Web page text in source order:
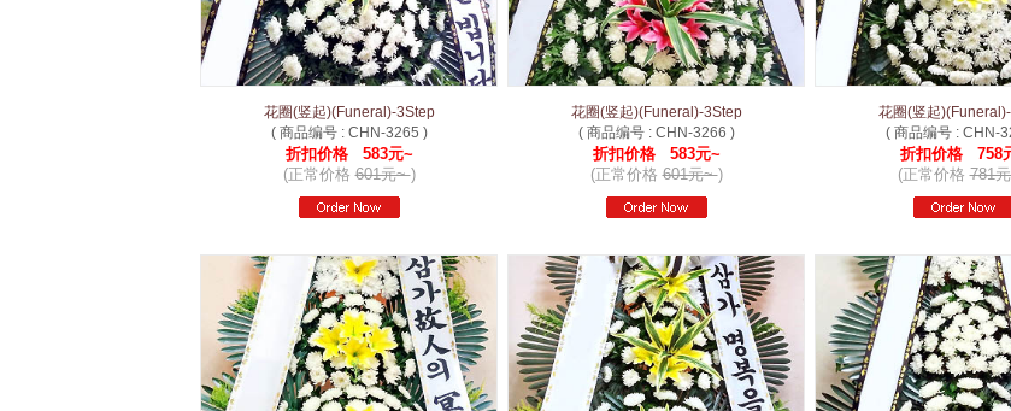
花圈(竖起)(Funeral)-3Step
( 商品编号 : CHN-3265 )
折扣价格 583元~
(正常价格601元~)
花圈(竖起)(Funeral)-3Step
( 商品编号 : CHN-3266 )
折扣价格 583元~
(正常价格601元~)
花圈(竖起
( 商品编号 : CHN-
折扣价格 758
(正常价格781